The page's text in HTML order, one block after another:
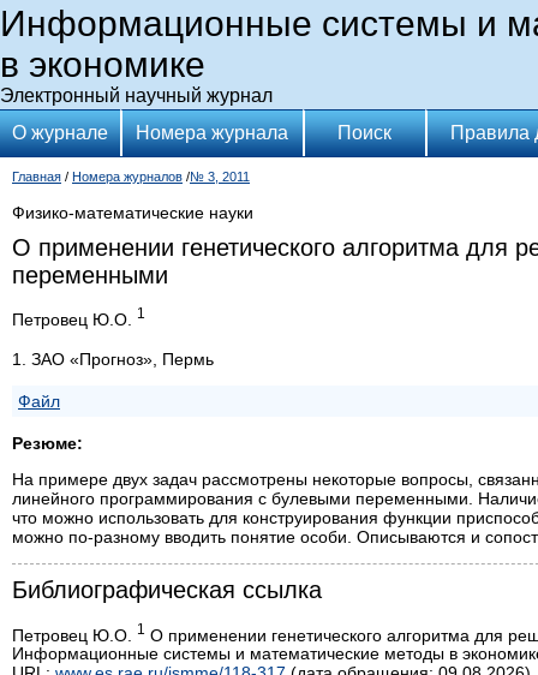
Информационные системы и
в экономике
Электронный научный журнал
О журнале
Номера журнала Поиск Правила
Главная / Номера журналов /№ 3, 2011
Физико-математические науки
О применении генетического алгоритма для
переменными
Петровец Ю.О. 1
1. ЗАО «Прогноз», Пермь
Файл
Резюме:
На примере двух задач рассмотрены некоторые вопросы,
линейного программирования с булевыми переменными.
что можно использовать для конструирования функции
можно по-разному вводить понятие особи. Описываются и
Библиографическая ссылка
Петровец Ю.О. 1 О применении генетического алгоритма для
Информационные системы и математические методы в